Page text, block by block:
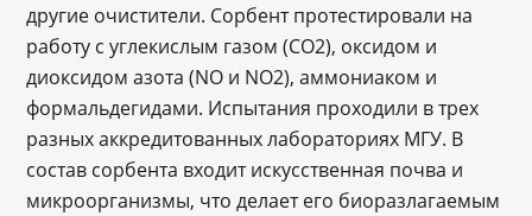
другие очистители. Сорбент протестировали на
работу с углекислым газом (CO2), оксидом и
диоксидом азота (NO и NO2), аммониаком и
формальдегидами. Испытания проходили в трех
разных аккредитованных лабораториях МГУ. В
состав сорбента входит искусственная почва и
микроорганизмы, что делает его биоразлагаемым